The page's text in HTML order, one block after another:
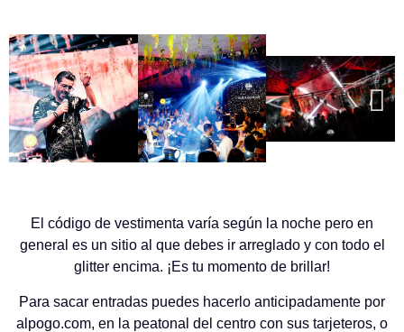
El código de vestimenta varía según la noche pero en
general es un sitio al que debes ir arreglado y con todo el
glitter encima. ¡Es tu momento de brillar!
Para sacar entradas puedes hacerlo anticipadamente por
alpogo.com, en la peatonal del centro con sus tarjeteros, o